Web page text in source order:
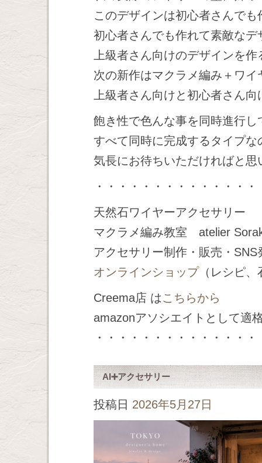
このデザインは初心者さんで
初心者さんでも作れて素敵なデ
上級者さん向けのデザインを
次の新作はマクラメ編み＋ワ
上級者さん向けと初心者さん
飽き性で色んな事を同時進行し
すべて同時に完成するタイプな
気長にお待ちいただければと思
・・・・・・・・・・・・・・
天然石ワイヤーアクセサリー
マクラメ編み教室 atelier
アクセサリー制作・販売・
オンラインショップ（レシピ、
Creema店 はこちらから
amazonアソシエイトとして適
・・・・・・・・・・・・・・
AI➕アクセサリー
投稿日 2026年5月27日